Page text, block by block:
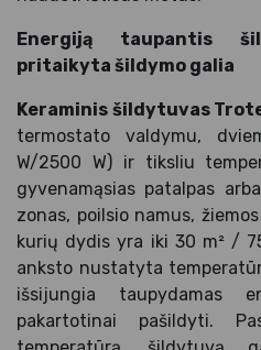
Energiją taupantis
pritaikyta šildymo galia
Keraminis šildytuvas
termostato valdymu,
W/2500 W) ir tiksliu
gyvenamąsias patalpas
zonas, poilsio namus,
kurių dydis yra iki 30 m² /
anksto nustatyta
išsijungia taupydamas
pakartotinai pašildyti.